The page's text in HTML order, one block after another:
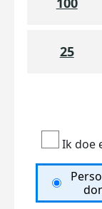
25
Ik doe